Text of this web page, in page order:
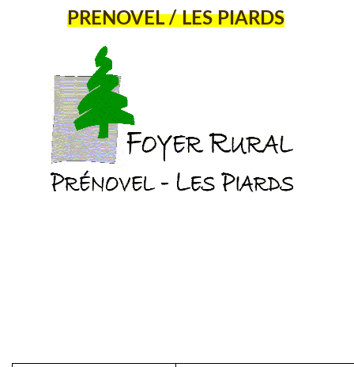
PRENOVEL / LES PIARDS